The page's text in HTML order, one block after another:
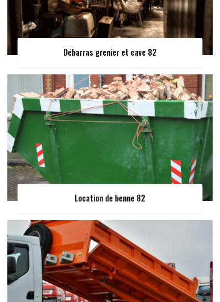
Débarras grenier et cave 82
Location de benne 82